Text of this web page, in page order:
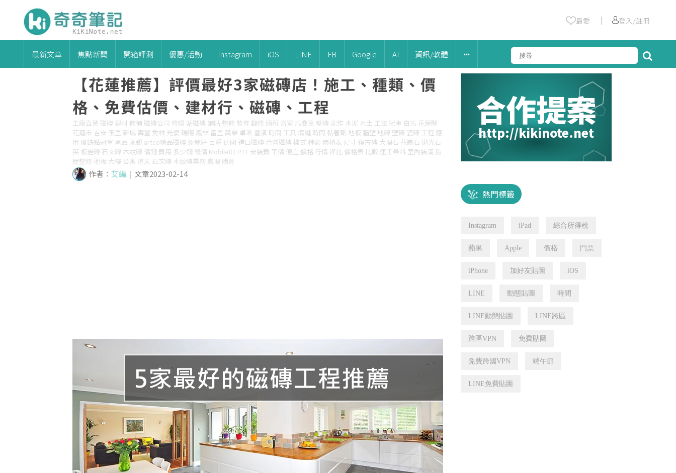
最愛 ｜ 登入/註冊
最新文章 焦點新聞 開箱評測 優惠/活動 Instagram iOS LINE FB Google AI 資訊/軟體
合作提案
http://kikinote.net
熱門標籤
Instagram iPad 綜合所得稅
蘋果 Apple 價格 門票
iPhone 加好友貼圖 iOS
LINE 動態貼圖 時間
LINE動態貼圖 LINE跨區
跨區VPN 免費貼圖
免費跨國VPN 端午節
LINE免費貼圖
【花蓮推薦】評價最好3家磁磚店！施工、種類、價
格、免費估價、建材行、磁磚、工程
工廠直營 磁磚 建材 修補 磁磚公司 修繕 貼磁磚 鋪貼 整修 裝修 翻修 廁所 浴室 馬賽克 壁磚 泥作 水泥 水土 工法 冠軍 白馬 花蓮縣
花蓮市 吉安 玉里 新城 壽豐 秀林 光復 瑞穗 鳳林 富里 萬榮 卓溪 豐濱 時間 工具 填縫 時間 黏著劑 地板 牆壁 地磚 壁磚 瓷磚 工程 應
用 優缺點冠軍 承品 永覲 artco精品磁磚 新麗好 百輝 德國 進口磁磚 台灣磁磚 樣式 種類 價格表 尺寸 復古磚 大理石 花崗石 拋光石
英 板岩磚 石文磚 木紋磚 價錢 費用 多少錢 報價 Mobile01 PTT 安裝費 平價 便宜 價格 行情 評比 價格表 比較 連工帶料 室內裝潢 房
屋整修 地板 大樓 公寓 透天 石文磚 木紋磚業務 處理 購買
作者： 艾編 | 文章2023-02-14